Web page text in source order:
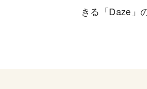
きる「Daze」